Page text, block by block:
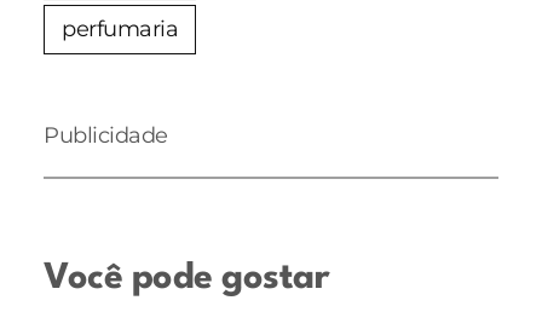
perfumaria
Publicidade
Você pode gostar